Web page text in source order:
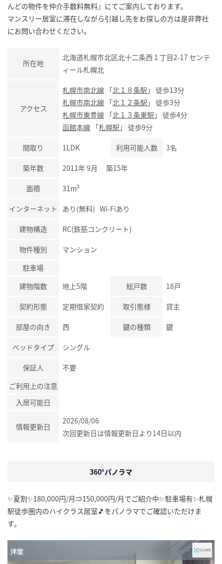
んどの物件を仲介手数料無料』にてご案内しております。
マンスリー居室に滞在しながら引越し先をお探しの方は是非弊社
にお問い合わせください。
所在地
北海道札幌市北区北十二条西１丁目2-17 センテ
ィール札幌北
アクセス
札幌市南北線 「北１８条駅 」 徒歩13分
札幌市南北線 「北１２条駅 」 徒歩3分
札幌市東豊線 「北１３条東駅 」 徒歩4分
函館本線 「札幌駅 」 徒歩9分
間取り 1LDK 利用可能人数 3名
築年数 2011年 9月 築15年
面積 31m²
インターネット あり(無料) Wi-Fiあり
建物構造 RC(鉄筋コンクリート)
物件種別
マンション
駐車場
建物階数
地上5階 総戸数 18戸
契約形態 定期借家契約 取引態様 貸主
部屋の向き 西 鍵の種類 鍵
ベッドタイプ シングル
保証人
不要
ご利用上の注意
入居可能日
情報更新日
2026/08/06
次回更新日は情報更新日より14日以内
360°パノラマ
✨夏割✨180,000円/月⇒150,000円/月でご紹介中✨駐車場有✨札幌
駅徒歩圏内のハイクラス居室🎵をパノラマでご確認いただけま
す。